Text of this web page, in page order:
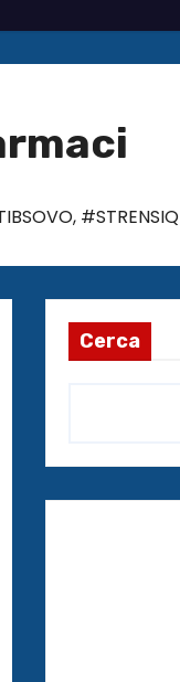
, #STRENSIQ
Cerca